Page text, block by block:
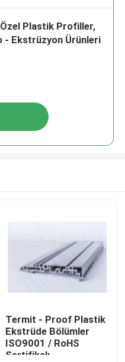
Plastik Profiller,
- Ekstrüzyon Ürünleri
Termit - Proof Plastik
Ekstrüde Bölümler
ISO9001 / RoHS
Sertifikalı